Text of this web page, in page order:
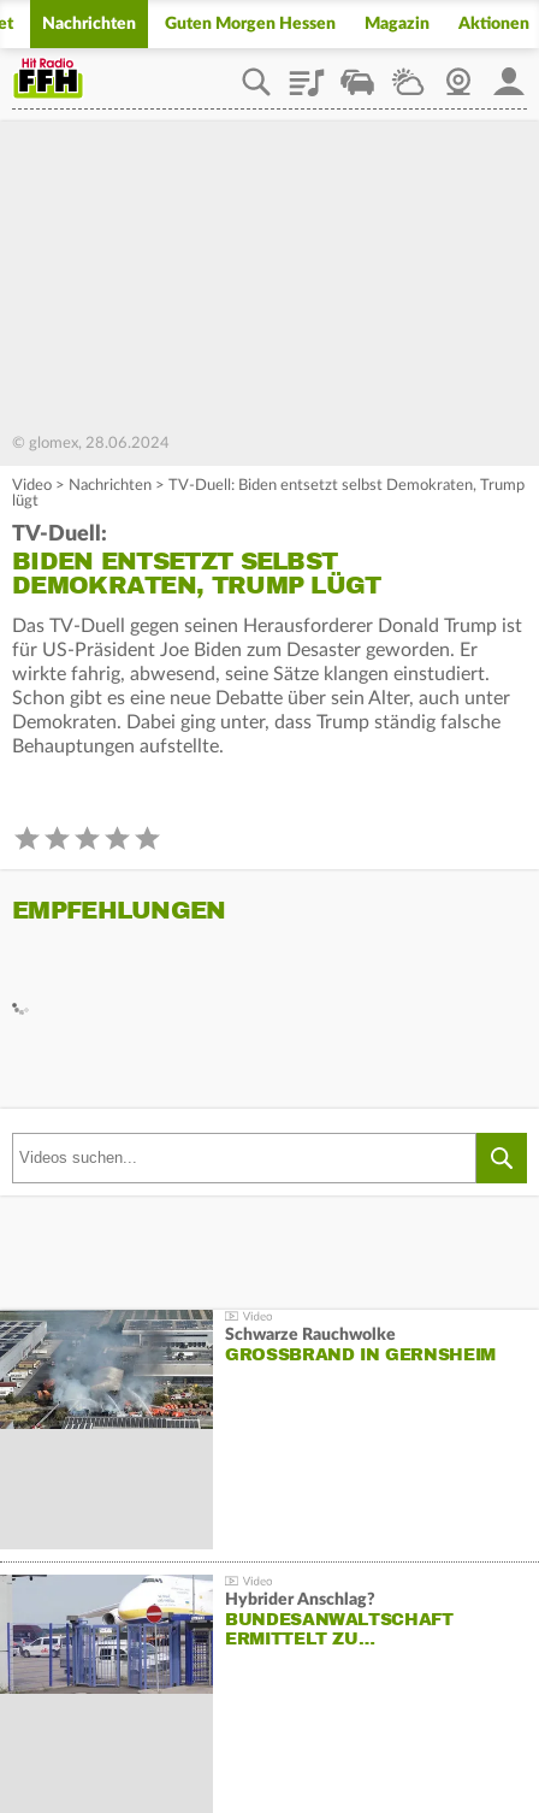
Nachrichten Guten Morgen Hessen Magazin Aktionen
PlaylistStaupilotWetterWebcam
© glomex, 28.06.2024
Video > Nachrichten > TV-Duell: Biden entsetzt selbst Demokraten, Trump
lügt
TV-Duell:
BIDEN ENTSETZT SELBST
DEMOKRATEN, TRUMP LÜGT
Das TV-Duell gegen seinen Herausforderer Donald Trump ist
für US-Präsident Joe Biden zum Desaster geworden. Er
wirkte fahrig, abwesend, seine Sätze klangen einstudiert.
Schon gibt es eine neue Debatte über sein Alter, auch unter
Demokraten. Dabei ging unter, dass Trump ständig falsche
Behauptungen aufstellte.
EMPFEHLUNGEN
Schwarze Rauchwolke
GROSSBRAND IN GERNSHEIM
Hybrider Anschlag?
BUNDESANWALTSCHAFT
ERMITTELT ZU…